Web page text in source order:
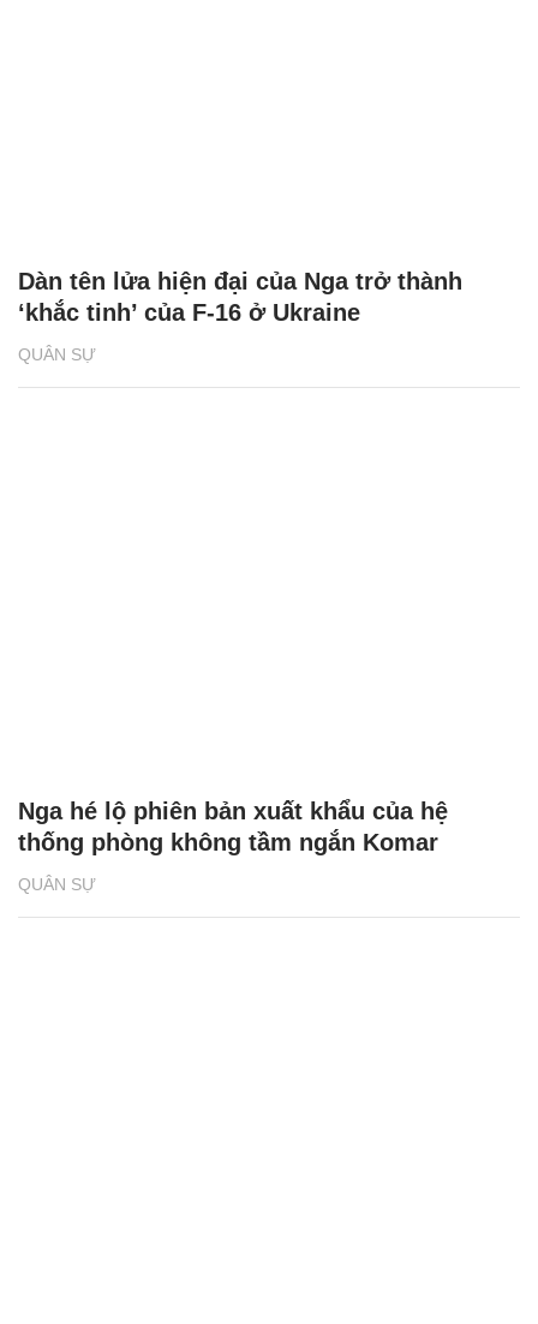
QUÂN SỰ
Dàn tên lửa hiện đại của Nga trở thành
‘khắc tinh’ của F-16 ở Ukraine
QUÂN SỰ
Nga hé lộ phiên bản xuất khẩu của hệ
thống phòng không tầm ngắn Komar